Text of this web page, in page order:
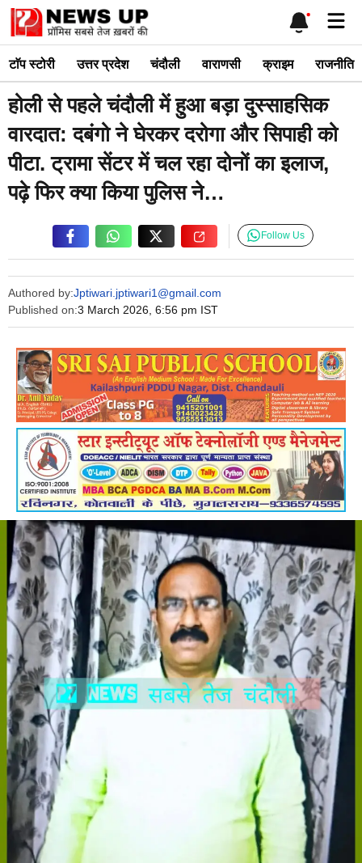
Skip
content
टाॅप स्टोरी उत्तर प्रदेश चंदौली वाराणसी क्राइम राजनीति
होली से पहले चंदौली में हुआ बड़ा दुस्साहसिक
वारदात: दबंगो ने घेरकर दरोगा और सिपाही को
पीटा. ट्रामा सेंटर में चल रहा दोनों का इलाज,
पढ़े फिर क्या किया पुलिस ने…
Authored by:Jptiwari.jptiwari1@gmail.com
Published on:3 March 2026, 6:56 pm IST
Follow Us